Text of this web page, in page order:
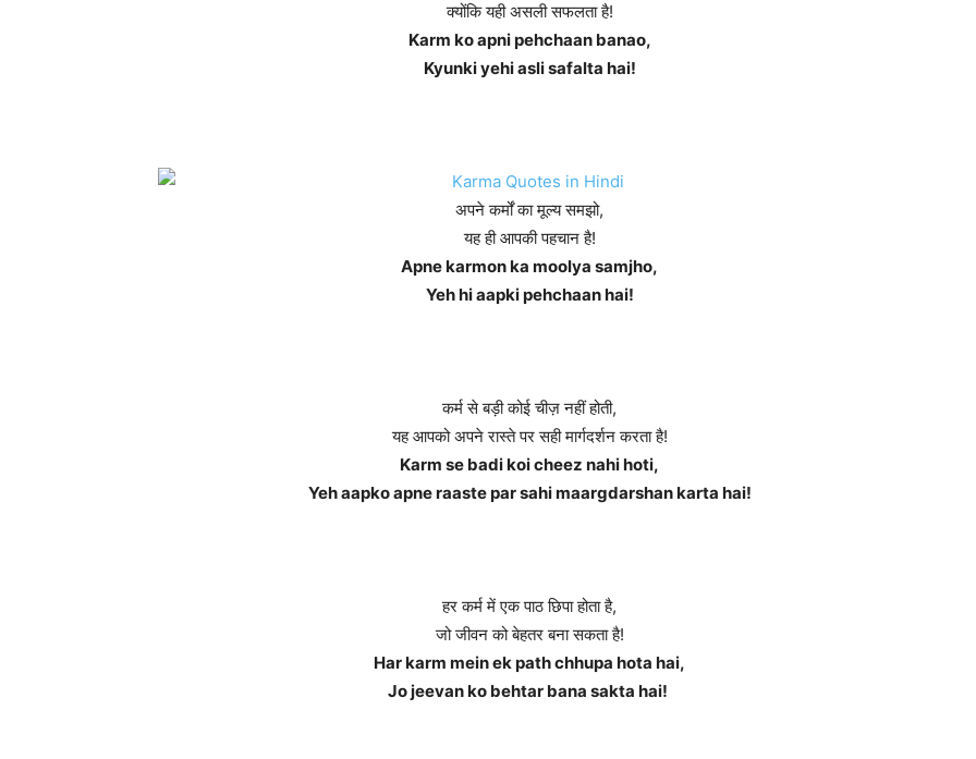
क्योंकि यही असली सफलता है!
Karm ko apni pehchaan banao,
Kyunki yehi asli safalta hai!
अपने कर्मों का मूल्य समझो,
यह ही आपकी पहचान है!
Apne karmon ka moolya samjho,
Yeh hi aapki pehchaan hai!
कर्म से बड़ी कोई चीज़ नहीं होती,
यह आपको अपने रास्ते पर सही मार्गदर्शन करता है!
Karm se badi koi cheez nahi hoti,
Yeh aapko apne raaste par sahi maargdarshan karta hai!
हर कर्म में एक पाठ छिपा होता है,
जो जीवन को बेहतर बना सकता है!
Har karm mein ek path chhupa hota hai,
Jo jeevan ko behtar bana sakta hai!